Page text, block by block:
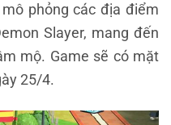
phỏng các địa điểm
Slayer, mang đến
mộ. Game sẽ có mặt
25/4.